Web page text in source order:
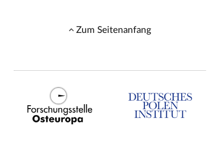
Zum Seitenanfang